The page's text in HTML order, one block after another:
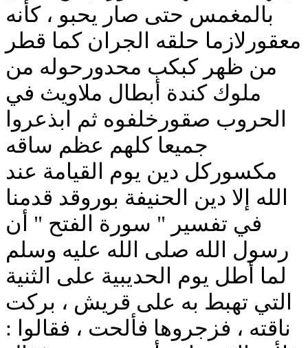
بالمغمس حتى صار يحبو ، كأنه
معقورلازما حلقه الجران كما قطر
من ظهر كبكب محدورحوله من
ملوك كندة أبطال ملاويث في
الحروب صقورخلفوه ثم ابذعروا
جميعا كلهم عظم ساقه
مكسوركل دين يوم القيامة عند
الله إلا دين الحنيفة بوروقد قدمنا
في تفسير " سورة الفتح " أن
رسول الله صلى الله عليه وسلم
لما أطل يوم الحديبية على الثنية
التي تهبط به على قريش ، بركت
ناقته ، فزجروها فألحت ، فقالوا :